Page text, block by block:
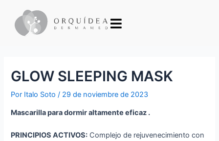
GLOW SLEEPING MASK
Por Italo Soto/ 29 de noviembre de 2023
Mascarilla para dormir altamente eficaz .
PRINCIPIOS ACTIVOS: Complejo de rejuvenecimiento con